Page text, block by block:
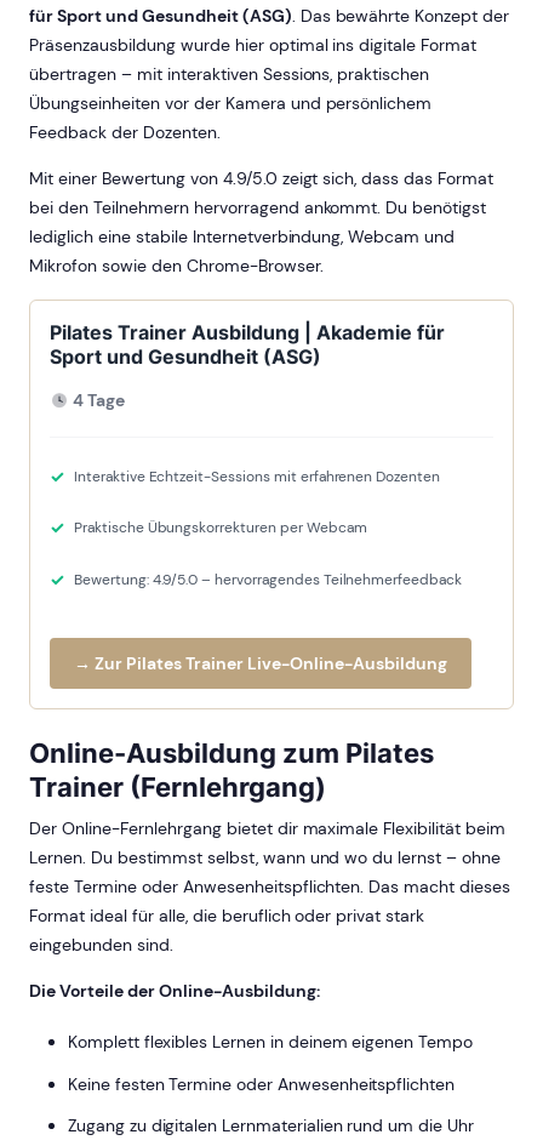
für Sport und Gesundheit (ASG). Das bewährte Konzept der
Präsenzausbildung wurde hier optimal ins digitale Format
übertragen – mit interaktiven Sessions, praktischen
Übungseinheiten vor der Kamera und persönlichem
Feedback der Dozenten.
Mit einer Bewertung von 4.9/5.0 zeigt sich, dass das Format
bei den Teilnehmern hervorragend ankommt. Du benötigst
lediglich eine stabile Internetverbindung, Webcam und
Mikrofon sowie den Chrome-Browser.
Pilates Trainer Ausbildung | Akademie für
Sport und Gesundheit (ASG)
4 Tage
Interaktive Echtzeit-Sessions mit erfahrenen Dozenten
Praktische Übungskorrekturen per Webcam
Bewertung: 4.9/5.0 – hervorragendes Teilnehmerfeedback
→ Zur Pilates Trainer Live-Online-Ausbildung
Online-Ausbildung zum Pilates
Trainer (Fernlehrgang)
Der Online-Fernlehrgang bietet dir maximale Flexibilität beim
Lernen. Du bestimmst selbst, wann und wo du lernst – ohne
feste Termine oder Anwesenheitspflichten. Das macht dieses
Format ideal für alle, die beruflich oder privat stark
eingebunden sind.
Die Vorteile der Online-Ausbildung:
Komplett flexibles Lernen in deinem eigenen Tempo
Keine festen Termine oder Anwesenheitspflichten
Zugang zu digitalen Lernmaterialien rund um die Uhr